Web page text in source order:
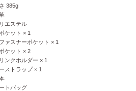
385g
エステル
ケット × 1
ァスナーポケット × 1
ケット × 2
ンクホルダー × 1
ストラップ × 1
トバッグ